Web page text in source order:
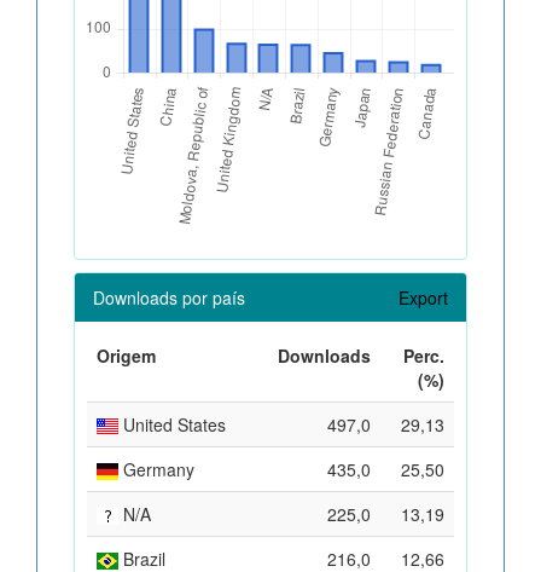
Downloads por país Export
Origem Downloads
Perc.
(%)
United States
497,0
29,13
Germany
435,0
25,50
N/A
225,0
13,19
Brazil
216,0
12,66